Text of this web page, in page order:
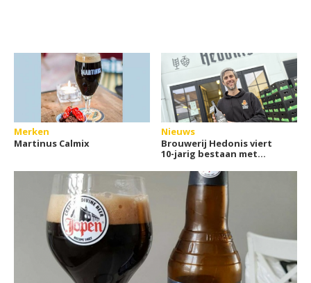
Merken
Martinus Calmix
Nieuws
Brouwerij Hedonis viert
10-jarig bestaan met